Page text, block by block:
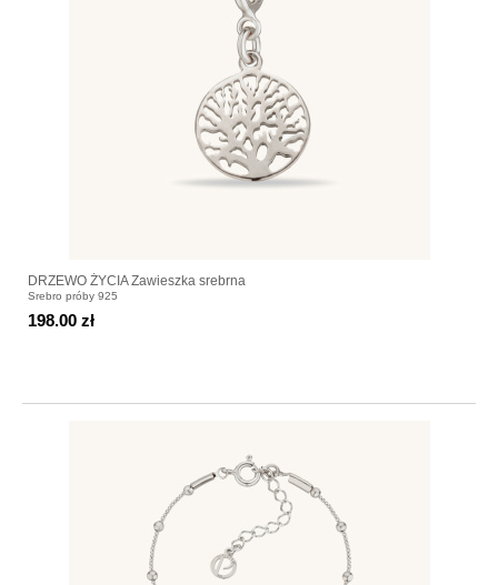
DRZEWO ŻYCIA Zawieszka srebrna
Srebro próby 925
198.00 zł